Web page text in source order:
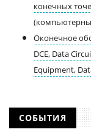
конечных
Оконечное
DCE, Data
Equipment,
СОБЫТИЯ